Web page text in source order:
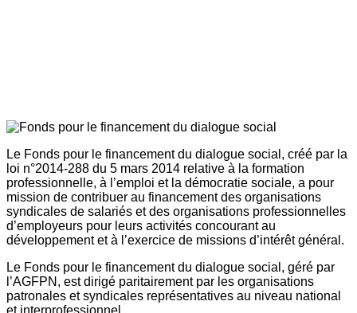
Le Fonds pour le financement du dialogue social, créé par la
loi n°2014-288 du 5 mars 2014 relative à la formation
professionnelle, à l’emploi et la démocratie sociale, a pour
mission de contribuer au financement des organisations
syndicales de salariés et des organisations professionnelles
d’employeurs pour leurs activités concourant au
développement et à l’exercice de missions d’intérêt général.
Le Fonds pour le financement du dialogue social, géré par
l’AGFPN, est dirigé paritairement par les organisations
patronales et syndicales représentatives au niveau national
et interprofessionnel.